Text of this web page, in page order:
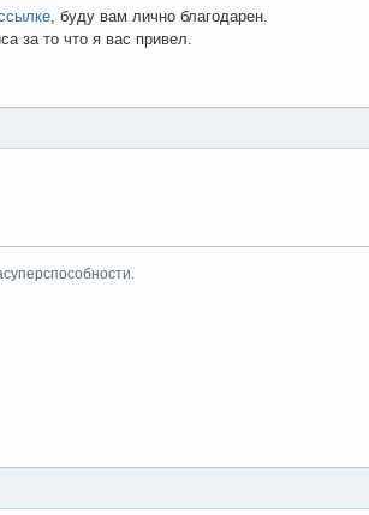
, буду вам лично благодарен.
за то что я вас привел.